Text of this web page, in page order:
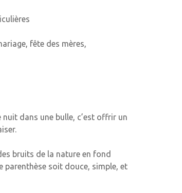
fête des mères,
dans une bulle, c’est offrir un
bruits de la nature en fond
parenthèse soit douce, simple, et